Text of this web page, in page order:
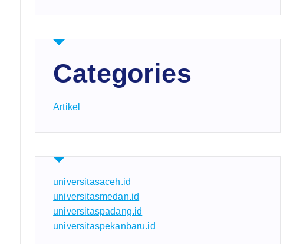
Categories
Artikel
universitasaceh.id
universitasmedan.id
universitaspadang.id
universitaspekanbaru.id